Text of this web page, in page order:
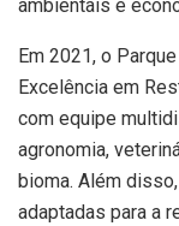
ambientais e
Em 2021, o
Excelência em
com equipe
agronomia,
bioma. Além
adaptadas para a